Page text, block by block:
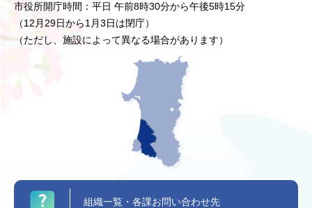
市役所開庁時間：平日 午前8時30分から午後5時15分
（12月29日から1月3日は閉庁）
（ただし、施設によって異なる場合があります）
組織一覧・各課お問い合わせ先